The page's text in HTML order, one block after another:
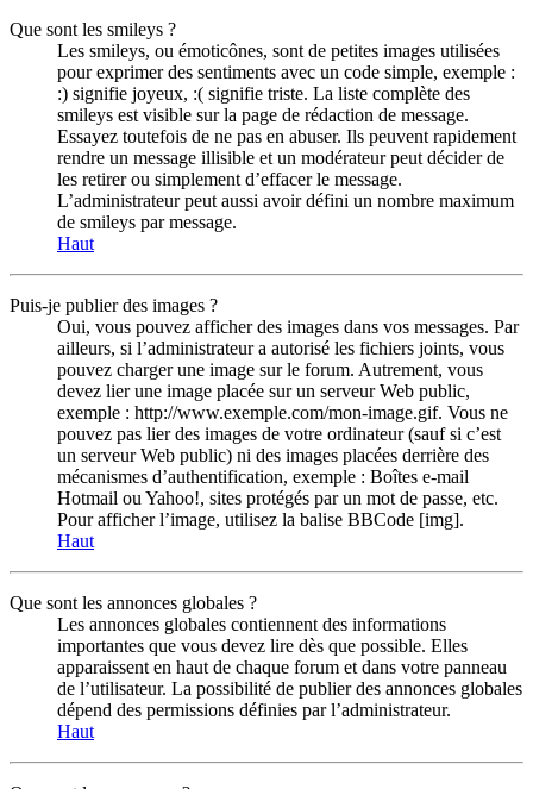
Que sont les smileys ?
Les smileys, ou émoticônes, sont de petites images utilisées
pour exprimer des sentiments avec un code simple, exemple :
:) signifie joyeux, :( signifie triste. La liste complète des
smileys est visible sur la page de rédaction de message.
Essayez toutefois de ne pas en abuser. Ils peuvent rapidement
rendre un message illisible et un modérateur peut décider de
les retirer ou simplement d’effacer le message.
L’administrateur peut aussi avoir défini un nombre maximum
de smileys par message.
Haut
Puis-je publier des images ?
Oui, vous pouvez afficher des images dans vos messages. Par
ailleurs, si l’administrateur a autorisé les fichiers joints, vous
pouvez charger une image sur le forum. Autrement, vous
devez lier une image placée sur un serveur Web public,
exemple : http://www.exemple.com/mon-image.gif. Vous ne
pouvez pas lier des images de votre ordinateur (sauf si c’est
un serveur Web public) ni des images placées derrière des
mécanismes d’authentification, exemple : Boîtes e-mail
Hotmail ou Yahoo!, sites protégés par un mot de passe, etc.
Pour afficher l’image, utilisez la balise BBCode [img].
Haut
Que sont les annonces globales ?
Les annonces globales contiennent des informations
importantes que vous devez lire dès que possible. Elles
apparaissent en haut de chaque forum et dans votre panneau
de l’utilisateur. La possibilité de publier des annonces globales
dépend des permissions définies par l’administrateur.
Haut